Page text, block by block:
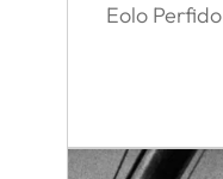
Eolo Perfido